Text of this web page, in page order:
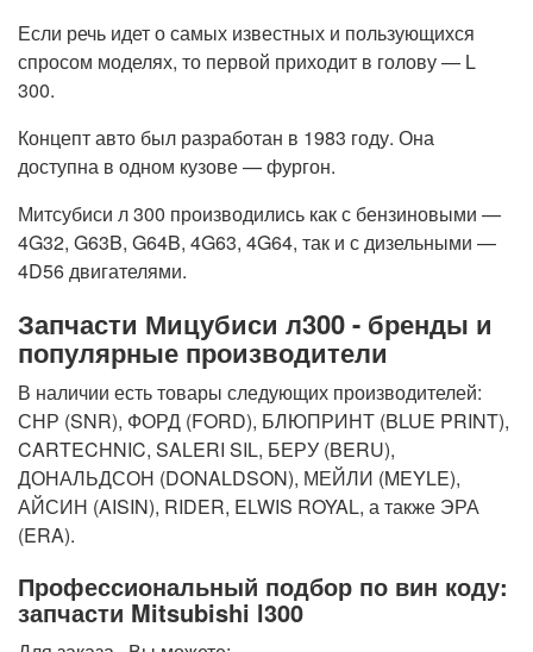
Если речь идет о самых известных и пользующихся
спросом моделях, то первой приходит в голову — L
300.
Концепт авто был разработан в 1983 году. Она
доступна в одном кузове — фургон.
Митсубиси л 300 производились как с бензиновыми —
4G32, G63B, G64B, 4G63, 4G64, так и с дизельными —
4D56 двигателями.
Запчасти Мицубиси л300 - бренды и
популярные производители
В наличии есть товары следующих производителей:
СНР (SNR), ФОРД (FORD), БЛЮПРИНТ (BLUE PRINT),
CARTECHNIC, SALERI SIL, БЕРУ (BERU),
ДОНАЛЬДСОН (DONALDSON), МЕЙЛИ (MEYLE),
АЙСИН (AISIN), RIDER, ELWIS ROYAL, а также ЭРА
(ERA).
Профессиональный подбор по вин коду:
запчасти Mitsubishi l300